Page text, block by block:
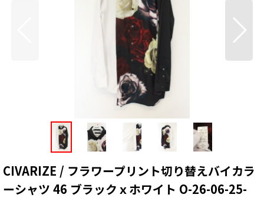
CIVARIZE / フラワープリント切り替えバイカラ
ーシャツ 46 ブラックｘホワイト O-26-06-25-